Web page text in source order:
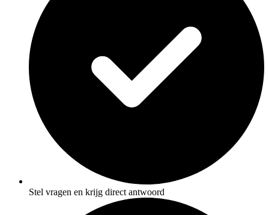
Stel vragen en krijg direct antwoord